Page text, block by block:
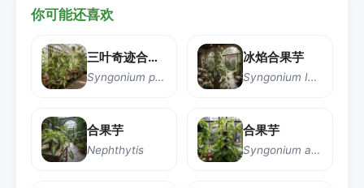
你可能还喜欢
三叶奇迹合果芋
Syngonium podophyllum 'Trileaf Wonder'
冰焰合果芋
Syngonium Ice Frost
合果芋
Nephthytis
合果芋
Syngonium angustatum